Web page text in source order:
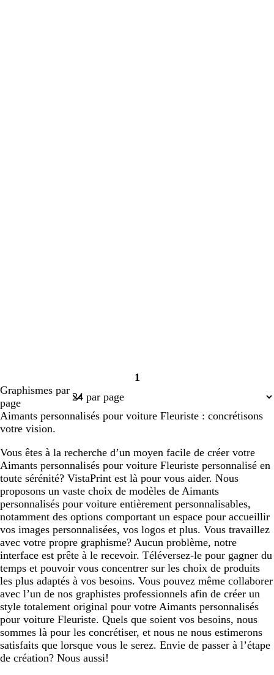
Page
1
Graphismes par
page
Aimants personnalisés pour voiture Fleuriste : concrétisons
votre vision.
Vous êtes à la recherche d’un moyen facile de créer votre
Aimants personnalisés pour voiture Fleuriste personnalisé en
toute sérénité? VistaPrint est là pour vous aider. Nous
proposons un vaste choix de modèles de Aimants
personnalisés pour voiture entièrement personnalisables,
notamment des options comportant un espace pour accueillir
vos images personnalisées, vos logos et plus. Vous travaillez
avec votre propre graphisme? Aucun problème, notre
interface est prête à le recevoir. Téléversez-le pour gagner du
temps et pouvoir vous concentrer sur les choix de produits
les plus adaptés à vos besoins. Vous pouvez même collaborer
avec l’un de nos graphistes professionnels afin de créer un
style totalement original pour votre Aimants personnalisés
pour voiture Fleuriste. Quels que soient vos besoins, nous
sommes là pour les concrétiser, et nous ne nous estimerons
satisfaits que lorsque vous le serez. Envie de passer à l’étape
de création? Nous aussi!